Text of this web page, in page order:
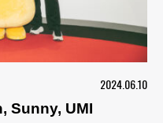
2024.06.10
Sunny, UMI